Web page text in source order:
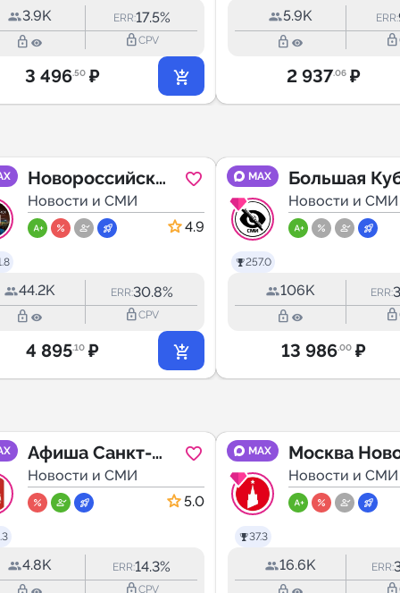
3.9K ERR:17.5%
lock_outline lock_outlineCPV
3 496.50 ₽
5.9K ERR:
lock_outline lock_outline
2 937.06 ₽
Новороссийск
LIFE
Новости и СМИ
4.9
44.2K ERR:30.8%
lock_outline lock_outlineCPV
4 895.10 ₽
MAX
257.0
Большая
Новости и СМИ
106K ERR:
lock_outline lock_outline
13 986.00 ₽
Афиша Санкт-
Петербург
Новости и СМИ
5.0
4.8K ERR:14.3%
lock_outlineCPV
MAX
37.3
Москва
Новости и СМИ
16.6K ERR:
lock_outline